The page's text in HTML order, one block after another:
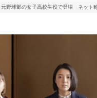
元野球部の女子高校生役で登場 ネット